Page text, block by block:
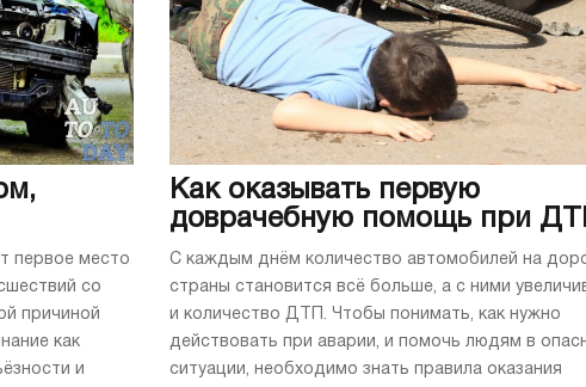
первое место
со
причиной
как
и
Как оказывать первую
доврачебную помощь при
С каждым днём количество автомобилей на
страны становится всё больше, а с ними
и количество ДТП. Чтобы понимать, как нужно
действовать при аварии, и помочь людям в
ситуации, необходимо знать правила оказания
Renault
выпуску
0
В рамках
«Ренолюция»
Group и
CGT, FO и SUD)